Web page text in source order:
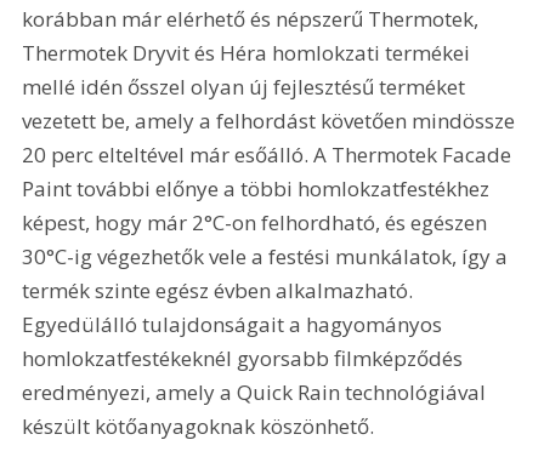
korábban már elérhető és népszerű Thermotek,
Thermotek Dryvit és Héra homlokzati termékei
mellé idén ősszel olyan új fejlesztésű terméket
vezetett be, amely a felhordást követően mindössze
20 perc elteltével már esőálló. A Thermotek Facade
Paint további előnye a többi homlokzatfestékhez
képest, hogy már 2°C-on felhordható, és egészen
30°C-ig végezhetők vele a festési munkálatok, így a
termék szinte egész évben alkalmazható.
Egyedülálló tulajdonságait a hagyományos
homlokzatfestékeknél gyorsabb filmképződés
eredményezi, amely a Quick Rain technológiával
készült kötőanyagoknak köszönhető.